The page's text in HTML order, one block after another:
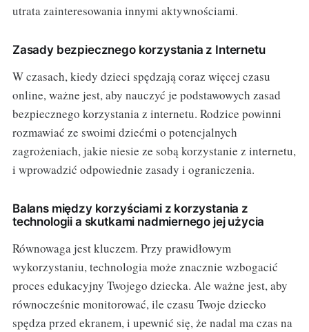
utrata zainteresowania innymi aktywnościami.
Zasady bezpiecznego korzystania z Internetu
W czasach, kiedy dzieci spędzają coraz więcej czasu
online, ważne jest, aby nauczyć je podstawowych zasad
bezpiecznego korzystania z internetu. Rodzice powinni
rozmawiać ze swoimi dziećmi o potencjalnych
zagrożeniach, jakie niesie ze sobą korzystanie z internetu,
i wprowadzić odpowiednie zasady i ograniczenia.
Balans między korzyściami z korzystania z
technologii a skutkami nadmiernego jej użycia
Równowaga jest kluczem. Przy prawidłowym
wykorzystaniu, technologia może znacznie wzbogacić
proces edukacyjny Twojego dziecka. Ale ważne jest, aby
równocześnie monitorować, ile czasu Twoje dziecko
spędza przed ekranem, i upewnić się, że nadal ma czas na